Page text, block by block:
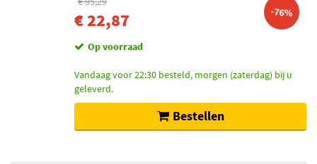
€ 22,87 -76%
Op voorraad
Vandaag voor 22:30 besteld, morgen (zaterdag) bij u
geleverd.
Bestellen